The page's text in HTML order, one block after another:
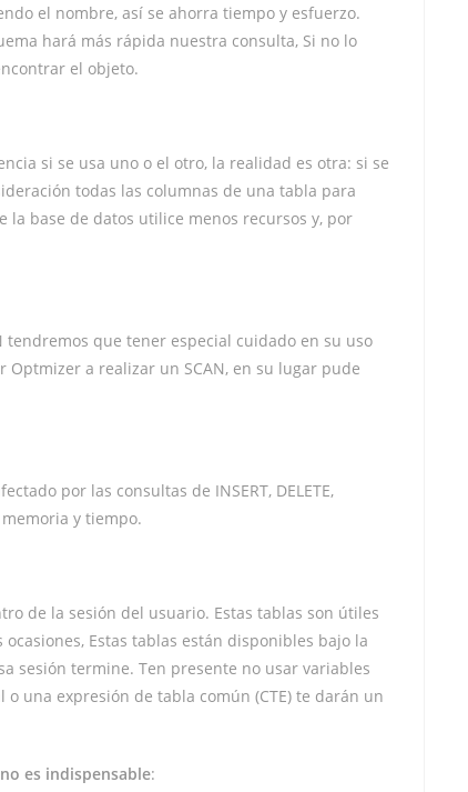
el nombre, así se ahorra tiempo y esfuerzo.
hará más rápida nuestra consulta, Si no lo
el objeto.
si se usa uno o el otro, la realidad es otra: si se
todas las columnas de una tabla para
la base de datos utilice menos recursos y, por
tendremos que tener especial cuidado en su uso
a realizar un SCAN, en su lugar pude
por las consultas de INSERT, DELETE,
memoria y tiempo.
de la sesión del usuario. Estas tablas son útiles
Estas tablas están disponibles bajo la
sesión termine. Ten presente no usar variables
una expresión de tabla común (CTE) te darán un
es indispensable: